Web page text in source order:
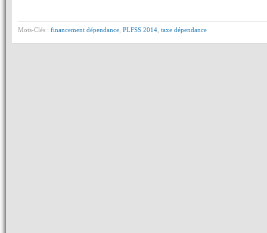
Mots-Clés : financement dépendance PLFSS 2014 taxe dépendance